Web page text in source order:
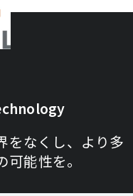
をなくし、より多
能性を。